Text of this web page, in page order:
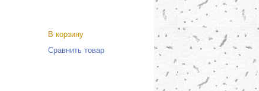
В корзину
Сравнить товар